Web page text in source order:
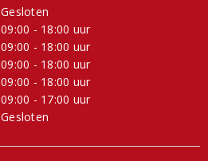
Gesloten
09:00 - 18:00 uur
09:00 - 18:00 uur
09:00 - 18:00 uur
09:00 - 18:00 uur
09:00 - 17:00 uur
Gesloten